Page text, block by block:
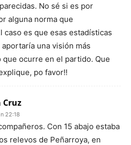
No sé si es por
alguna norma que
caso es que esas estadísticas
una visión más
que ocurre en el partido. Que
po favor!!
Cruz
22:18
Con 15 abajo estaba
relevos de Peñarroya, en